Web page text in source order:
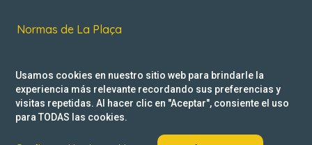
Normas de La Plaça
Política de privacidad
Reclamacions
Usamos cookies en nuestro sitio web para brindarle la
experiencia más relevante recordando sus preferencias y
visitas repetidas. Al hacer clic en "Aceptar", consiente el uso
para TODAS las cookies.